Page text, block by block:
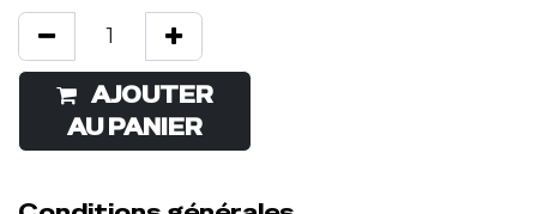
AJOUTER
AU PANIER